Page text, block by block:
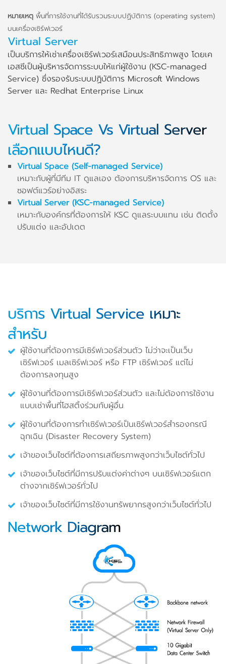
หมายเหตุ พื้นที่การใช้งานที่ได้รับรวมระบบปฏิบัติการ (operating system)
บนเครื่องเซิร์ฟเวอร์
Virtual Server
เป็นบริการให้เช่าเครื่องเซิร์ฟเวอร์เสมือนประสิทธิภาพสูง โดยเค
เอสซีเป็นผู้บริหารจัดการระบบให้แก่ผู้ใช้งาน (KSC-managed
Service) ซึ่งรองรับระบบปฏิบัติการ Microsoft Windows
Server และ Redhat Enterprise Linux
Virtual Space Vs Virtual Server
เลือกแบบไหนดี?
Virtual Space (Self-managed Service)
เหมาะกับผู้ที่มีทีม IT ดูแลเอง ต้องการบริหารจัดการ OS และ
ซอฟต์แวร์อย่างอิสระ
Virtual Server (KSC-managed Service)
เหมาะกับองค์กรที่ต้องการให้ KSC ดูแลระบบแทน เช่น ติดตั้ง
ปรับแต่ง และอัปเดต
บริการ Virtual Service เหมาะ
สำหรับ
ผู้ใช้งานที่ต้องการมีเซิร์ฟเวอร์ส่วนตัว ไม่ว่าจะเป็นเว็บ
เซิร์ฟเวอร์ เมลเซิร์ฟเวอร์ หรือ FTP เซิร์ฟเวอร์ แต่ไม่
ต้องการลงทุนสูง
ผู้ใช้งานที่ต้องการมีเซิร์ฟเวอร์ส่วนตัว และไม่ต้องการใช้งาน
แบบเช่าพื้นที่โฮสติ้งร่วมกับผู้อื่น
ผู้ใช้งานที่ต้องการทำเซิร์ฟเวอร์เป็นเซิร์ฟเวอร์สำรองกรณี
ฉุกเฉิน (Disaster Recovery System)
เจ้าของเว็บไซต์ที่ต้องการเสถียรภาพสูงกว่าเว็บไซต์ทั่วไป
เจ้าของเว็บไซต์ที่มีการปรับแต่งค่าต่างๆ บนเซิร์ฟเวอร์แตก
ต่างจากเซิร์ฟเวอร์ทั่วไป
เจ้าของเว็บไซต์ที่มีการใช้งานทรัพยากรสูงกว่าเว็บไซต์ทั่วไป
Network Diagram